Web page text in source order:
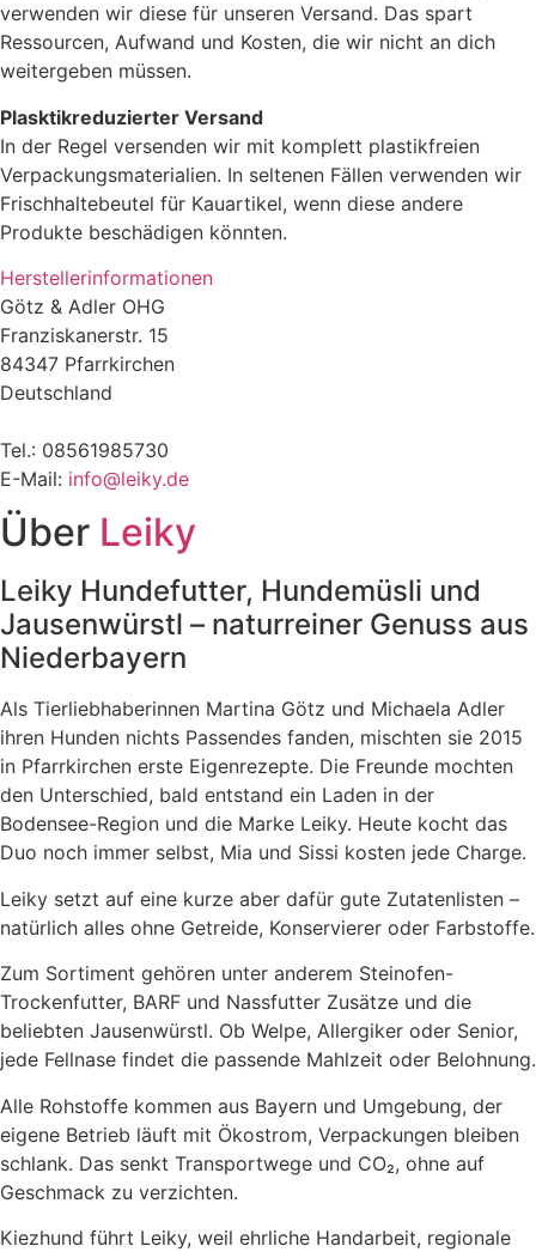
verwenden wir diese für unseren Versand. Das spart
Ressourcen, Aufwand und Kosten, die wir nicht an dich
weitergeben müssen.
Plasktikreduzierter Versand
In der Regel versenden wir mit komplett plastikfreien
Verpackungsmaterialien. In seltenen Fällen verwenden wir
Frischhaltebeutel für Kauartikel, wenn diese andere
Produkte beschädigen könnten.
Herstellerinformationen
Götz & Adler OHG
Franziskanerstr. 15
84347 Pfarrkirchen
Deutschland
Tel.: 08561985730
E-Mail: info@leiky.de
Über Leiky
Leiky Hundefutter, Hundemüsli und
Jausenwürstl – naturreiner Genuss aus
Niederbayern
Als Tierliebhaberinnen Martina Götz und Michaela Adler
ihren Hunden nichts Passendes fanden, mischten sie 2015
in Pfarrkirchen erste Eigenrezepte. Die Freunde mochten
den Unterschied, bald entstand ein Laden in der
Bodensee-Region und die Marke Leiky. Heute kocht das
Duo noch immer selbst, Mia und Sissi kosten jede Charge.
Leiky setzt auf eine kurze aber dafür gute Zutatenlisten –
natürlich alles ohne Getreide, Konservierer oder Farbstoffe.
Zum Sortiment gehören unter anderem Steinofen-
Trockenfutter, BARF und Nassfutter Zusätze und die
beliebten Jausenwürstl. Ob Welpe, Allergiker oder Senior,
jede Fellnase findet die passende Mahlzeit oder Belohnung.
Alle Rohstoffe kommen aus Bayern und Umgebung, der
eigene Betrieb läuft mit Ökostrom, Verpackungen bleiben
schlank. Das senkt Transportwege und CO₂, ohne auf
Geschmack zu verzichten.
Kiezhund führt Leiky, weil ehrliche Handarbeit, regionale